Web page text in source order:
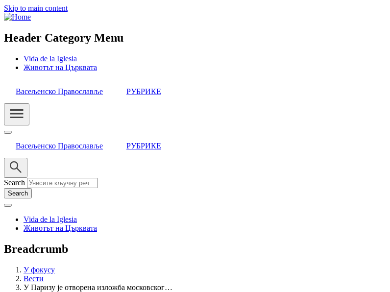
Skip to main content
Header Category Menu
Vida de la Iglesia
Животът на Църквата
Васељенско Православље РУБРИКЕ
Васељенско Православље РУБРИКЕ
Search
Vida de la Iglesia
Животът на Църквата
Breadcrumb
У фокусу
Вести
У Паризу је отворена изложба московског…